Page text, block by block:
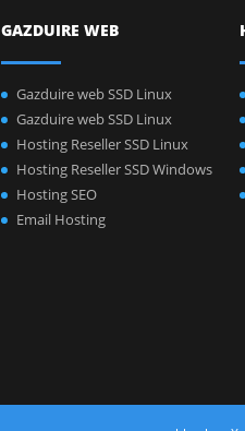
GAZDUIRE WEB
Gazduire web SSD Linux
Gazduire web SSD Linux
Hosting Reseller SSD Linux
Hosting Reseller SSD Windows
Hosting SEO
Email Hosting